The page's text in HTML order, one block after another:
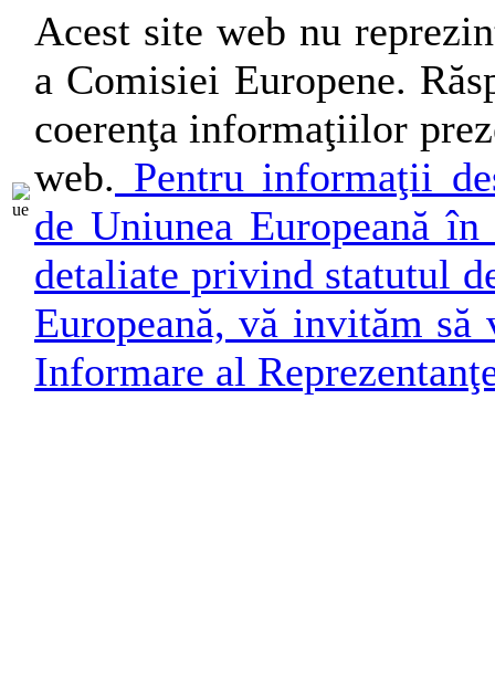
Acest site web nu
a Comisiei Europene.
coerenţa informaţiilor
web. Pentru informaţii
de Uniunea Europeană
detaliate privind statutul
Europeană, vă invităm
Informare al